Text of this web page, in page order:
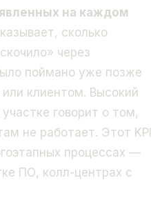
на каждом
сколько
через
поймано уже позже
клиентом. Высокий
говорит о том,
не работает. Этот KPI
процессах —
ПО, колл-центрах с